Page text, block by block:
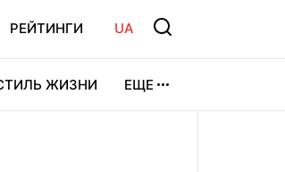
РЕЙТИНГИ UA
ЖИЗНИ ЕЩЕ